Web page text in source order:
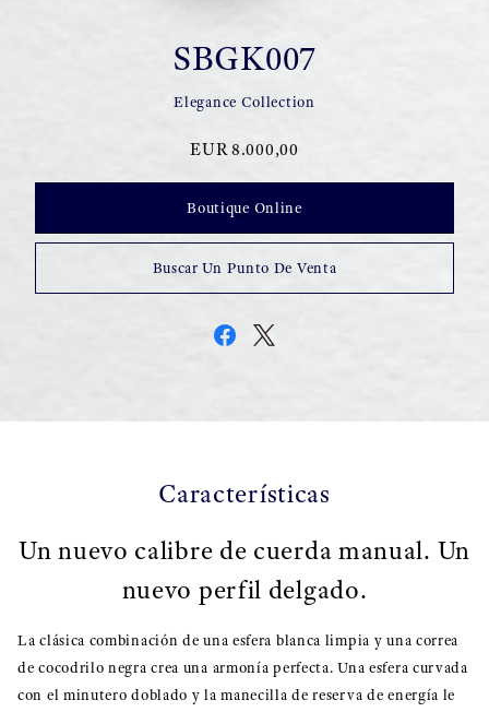
SBGK007
Elegance Collection
EUR 8.000,00
Boutique Online
Buscar Un Punto De Venta
Características
Un nuevo calibre de cuerda manual. Un
nuevo perfil delgado.
La clásica combinación de una esfera blanca limpia y una correa
de cocodrilo negra crea una armonía perfecta. Una esfera curvada
con el minutero doblado y la manecilla de reserva de energía le